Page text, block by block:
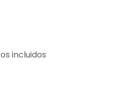
incluidos